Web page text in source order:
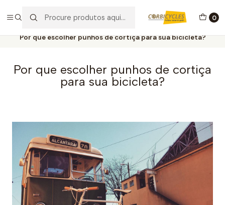
0
Envios grátis em compras acima de 60€!
Por que escolher punhos de cortiça para sua bicicleta?
Por que escolher punhos de cortiça
para sua bicicleta?